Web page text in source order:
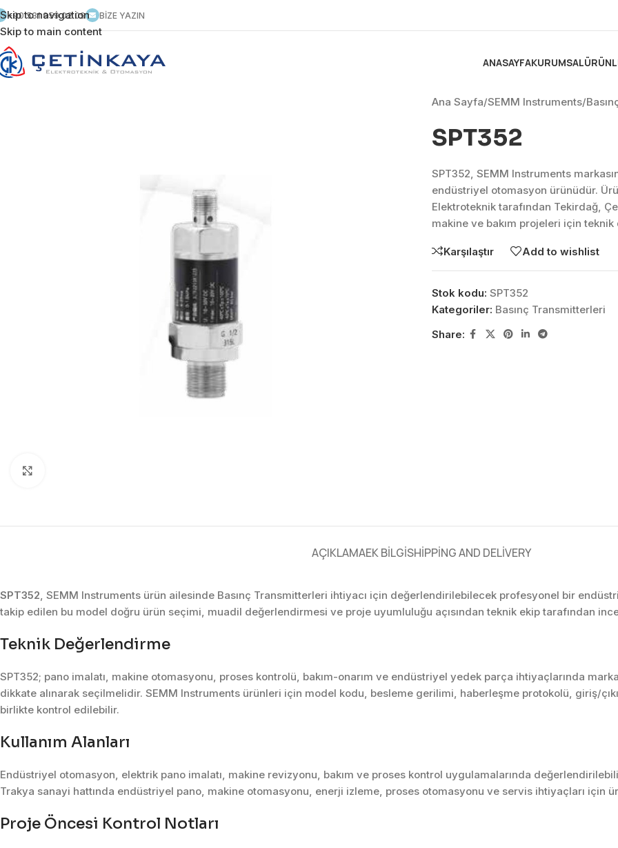
Skip to navigation
Skip to main content
+90 531 959 02 09 BİZE YAZIN
ANASAYFAKURUMSAL
Ana Sayfa/SEMM Instruments/
SPT352
SPT352, SEMM Instruments
endüstriyel otomasyon ürünüdür.
Elektroteknik tarafından Tekirdağ,
makine ve bakım projeleri için
Karşılaştır Add to wishlist
Stok kodu: SPT352
Kategoriler: Basınç Transmitterleri
Share:
AÇIKLAMAEK BILGISHIPPING AND DELIVERY
SPT352, SEMM Instruments ürün ailesinde Basınç Transmitterleri ihtiyacı için değerlendirilebilecek profesyonel bir
takip edilen bu model doğru ürün seçimi, muadil değerlendirmesi ve proje uyumluluğu açısından teknik ekip tarafından
Teknik Değerlendirme
SPT352; pano imalatı, makine otomasyonu, proses kontrolü, bakım-onarım ve endüstriyel yedek parça ihtiyaçlarında
dikkate alınarak seçilmelidir. SEMM Instruments ürünleri için model kodu, besleme gerilimi, haberleşme protokolü, giriş/
birlikte kontrol edilebilir.
Kullanım Alanları
Endüstriyel otomasyon, elektrik pano imalatı, makine revizyonu, bakım ve proses kontrol uygulamalarında
Trakya sanayi hattında endüstriyel pano, makine otomasyonu, enerji izleme, proses otomasyonu ve servis ihtiyaçları için
Proje Öncesi Kontrol Notları